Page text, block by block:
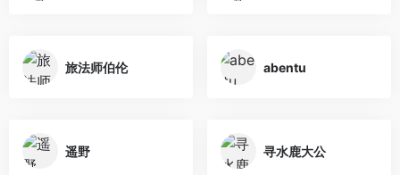
旅法师伯伦 abentu
遥野 寻水鹿大公